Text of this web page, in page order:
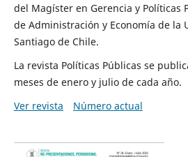
del Magíster en Gerencia y Políticas
de Administración y Economía de la
Santiago de Chile.
La revista Políticas Públicas se
meses de enero y julio de cada año.
Ver revista
Número actual